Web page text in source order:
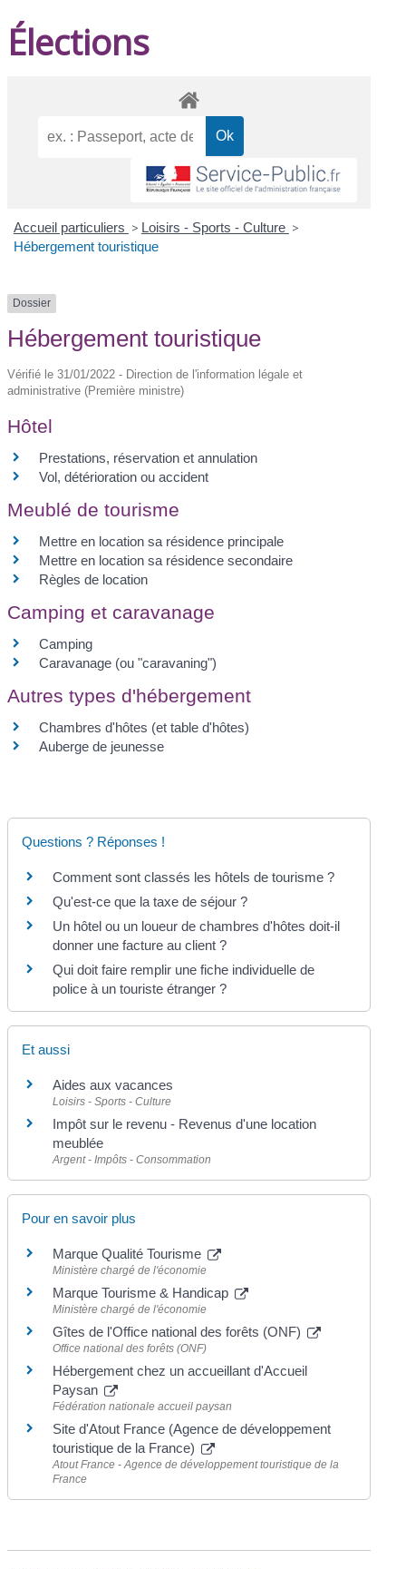
Élections
Accueil particuliers > Loisirs - Sports - Culture >
Hébergement touristique
Dossier
Hébergement touristique
Vérifié le 31/01/2022 - Direction de l'information légale et
administrative (Première ministre)
Hôtel
Prestations, réservation et annulation
Vol, détérioration ou accident
Meublé de tourisme
Mettre en location sa résidence principale
Mettre en location sa résidence secondaire
Règles de location
Camping et caravanage
Camping
Caravanage (ou "caravaning")
Autres types d'hébergement
Chambres d'hôtes (et table d'hôtes)
Auberge de jeunesse
Questions ? Réponses !
Comment sont classés les hôtels de tourisme ?
Qu'est-ce que la taxe de séjour ?
Un hôtel ou un loueur de chambres d'hôtes doit-il
donner une facture au client ?
Qui doit faire remplir une fiche individuelle de
police à un touriste étranger ?
Et aussi
Aides aux vacances
Loisirs - Sports - Culture
Impôt sur le revenu - Revenus d'une location
meublée
Argent - Impôts - Consommation
Pour en savoir plus
Marque Qualité Tourisme
Ministère chargé de l'économie
Marque Tourisme & Handicap
Ministère chargé de l'économie
Gîtes de l'Office national des forêts (ONF)
Office national des forêts (ONF)
Hébergement chez un accueillant d'Accueil
Paysan
Fédération nationale accueil paysan
Site d'Atout France (Agence de développement
touristique de la France)
Atout France - Agence de développement touristique de la
France